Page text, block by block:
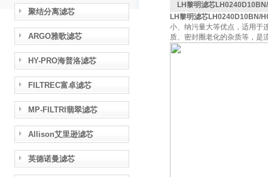
聚结分离滤芯
ARGO雅歌滤芯
HY-PRO海普洛滤芯
FILTREC富卓滤芯
MP-FILTRI翡翠滤芯
Allison艾里逊滤芯
英德诺曼滤芯
LH黎明滤芯
LH黎明滤芯LH0240D10BN/
小、纳污量大等优点，适用于
质、密封圈老化的杂质等，是